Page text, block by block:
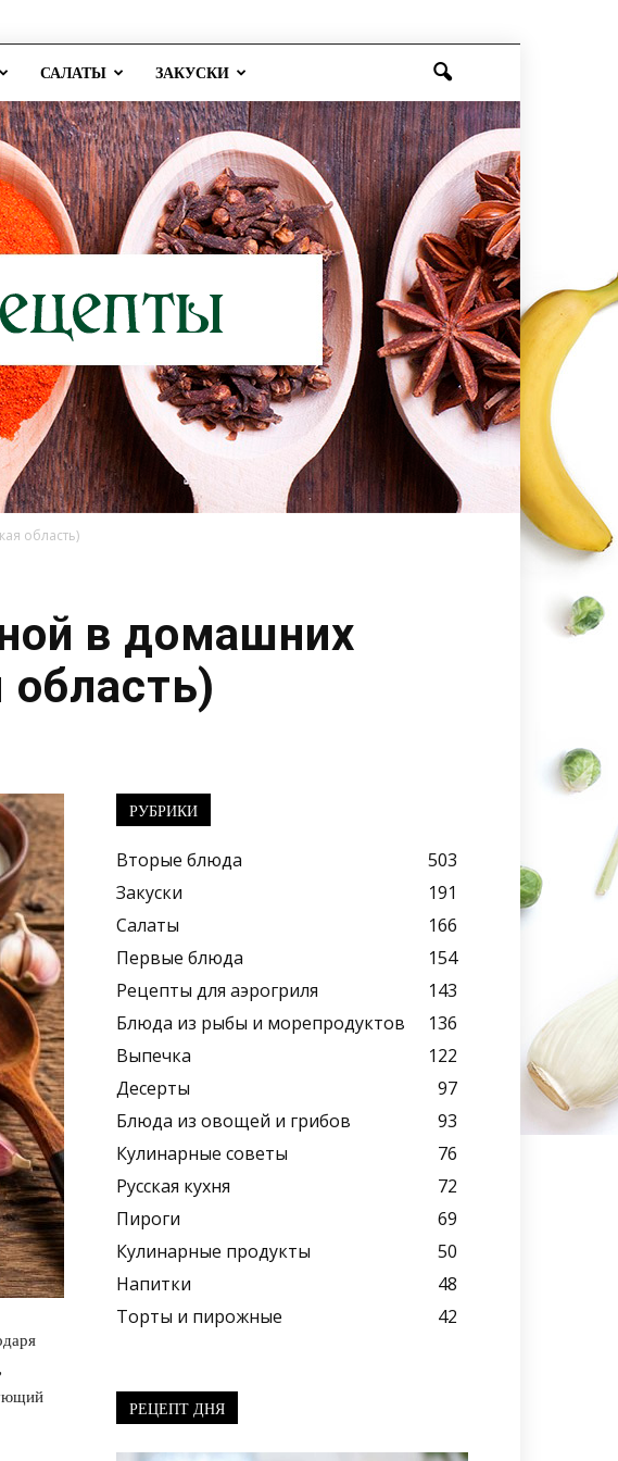
САЛАТЫ ЗАКУСКИ
область)
в домашних
область)
РУБРИКИ
Вторые блюда
503
Закуски
191
Салаты
166
Первые блюда
154
Рецепты для аэрогриля
143
Блюда из рыбы и морепродуктов
136
Выпечка
122
Десерты
97
Блюда из овощей и грибов
93
Кулинарные советы
76
Русская кухня
72
Пироги
69
Кулинарные продукты
50
Напитки
48
Торты и пирожные
42
РЕЦЕПТ ДНЯ